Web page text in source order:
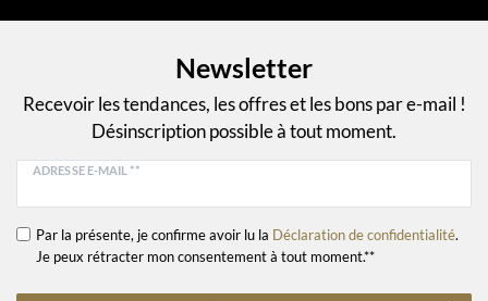
Newsletter
Recevoir les tendances, les offres et les bons par e-mail !
Désinscription possible à tout moment.
ADRESSE E-MAIL **
Par la présente, je confirme avoir lu la Déclaration de confidentialité.
Je peux rétracter mon consentement à tout moment.**